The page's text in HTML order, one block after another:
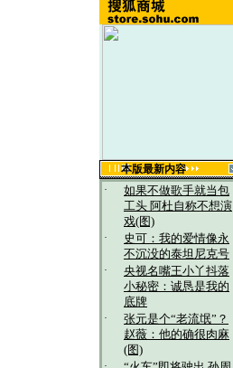
本版最新内容
·
如果不做歌手就当包
工头 阿杜自称不想演
戏(图)
·
史可：我的爱情像永
不沉没的泰坦尼克号
·
央视名嘴王小丫抖落
小秘密：诚恳是我的
底牌
·
张元是个“老流氓”？
赵薇：他的确很肉麻
(图)